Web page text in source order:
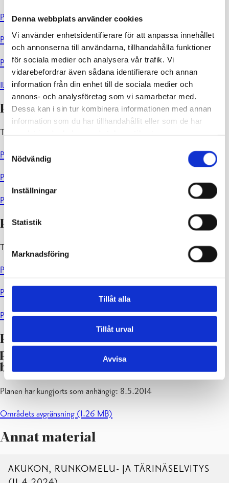
Denna webbplats använder cookies
Vi använder enhetsidentifierare för att anpassa innehållet
och annonserna till användarna, tillhandahålla funktioner
för sociala medier och analysera vår trafik. Vi
vidarebefordrar även sådana identifierare och annan
information från din enhet till de sociala medier och
annons- och analysföretag som vi samarbetar med.
Dessa kan i sin tur kombinera informationen med annan
information som du har tillhandahållit eller som de har
Nödvändig
Inställningar
Statistik
Marknadsföring
Tillåt alla
Tillåt urval
Avvisa
Plankarta
Planbestämmelser
Planbeskrivning
Illustration
Planförslag
Till påseende: 23.4.–23.5.2018
Plankarta
Plankartans beteckningar och bestämmelser
Planbeskrivning
Planutkast
Till påseende: 16.1–17.2.2017
Plankarta
Plankartans beteckningar och bestämmelser
Planbeskrivning
Planläggningens påbörjande och
program för deltagande och
bedömning (PDB)
Planen har kungjorts som anhängig: 8.5.2014
Områdets avgränsning (1.26 MB)
Annat material
AKUKON, RUNKOMELU- JA TÄRINÄSELVITYS